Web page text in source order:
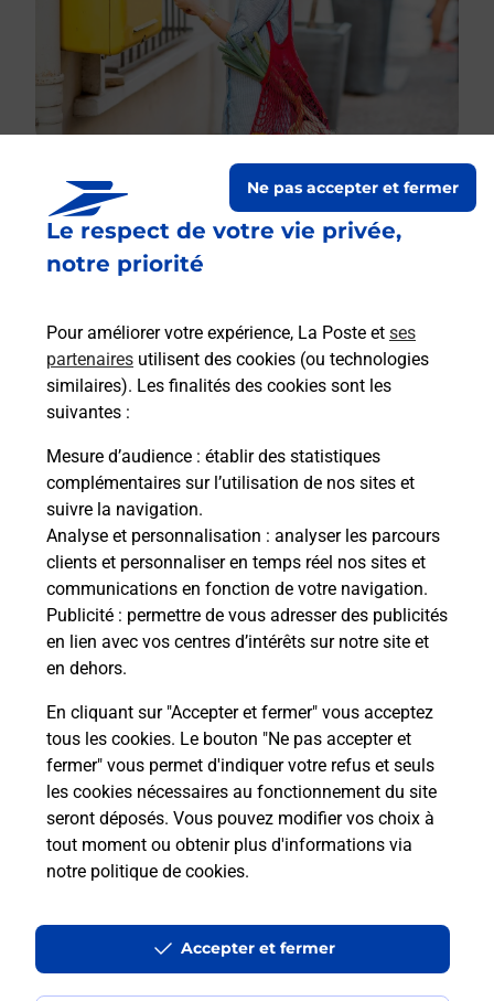
Le respect de votre vie privée,
notre priorité
Pour améliorer votre expérience, La Poste et ses
partenaires utilisent des cookies (ou technologies
similaires). Les finalités des cookies sont les
suivantes :
Mesure d’audience : établir des statistiques
complémentaires sur l’utilisation de nos sites et
suivre la navigation.
Analyse et personnalisation : analyser les parcours
clients et personnaliser en temps réel nos sites et
communications en fonction de votre navigation.
Publicité : permettre de vous adresser des publicités
en lien avec vos centres d’intérêts sur notre site et
en dehors.
En cliquant sur "Accepter et fermer" vous acceptez
tous les cookies. Le bouton "Ne pas accepter et
fermer" vous permet d'indiquer votre refus et seuls
les cookies nécessaires au fonctionnement du site
seront déposés. Vous pouvez modifier vos choix à
tout moment ou obtenir plus d'informations via
notre politique de cookies.
Ne pas accepter et fermer
Accepter et fermer
Boîte aux lettres La Poste
2 Rue Des Essarts
28160 Fraze
Le lien s'ouvre dans un nouvel onglet
Boîte aux Lettres La Poste
Prochaine collecte du courrierlundià 09h00
Le Boulay
28160 Fraze
Le lien s'ouvre dans un nouvel onglet
Localiser Liste Boîtes aux lettres Eure-et-Loir Fraze
Accessibilité : partiellement conforme
Conditions contractuelles